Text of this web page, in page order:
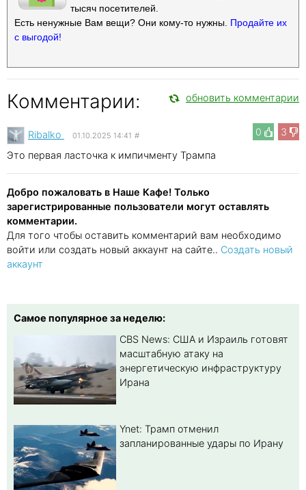
тысяч посетителей.
Есть ненужные Вам вещи? Они кому-то нужны. Продайте их
с выгодой!
Комментарии: обновить комментарии
0 3
Ribalko 01.10.2025 14:41 #
Это первая ласточка к импичменту Трампа
Добро пожаловать в Наше Кафе! Только
зарегистрированные пользователи могут оставлять
комментарии.
Для того чтобы оставить комментарий вам необходимо
войти или создать новый аккаунт на сайте.. Создать новый
аккаунт
Самое популярное за неделю:
CBS News: США и Израиль готовят
масштабную атаку на
энергетическую инфраструктуру
Ирана
Ynet: Трамп отменил
запланированные удары по Ирану